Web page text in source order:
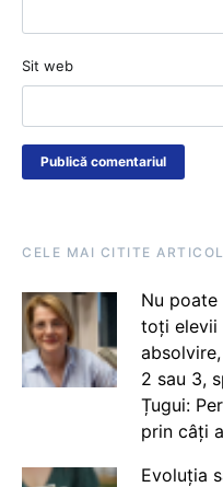
Sit web
CELE MAI CITITE
Nu
toți elevii
2 sau 3,
Țugui:
prin câți
Evoluția